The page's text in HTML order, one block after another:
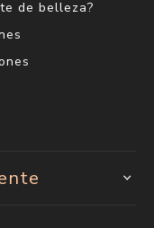
de belleza?